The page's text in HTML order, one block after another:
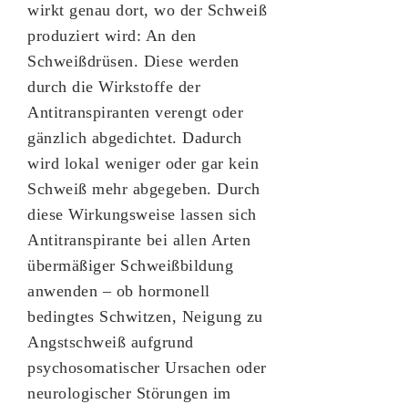
wirkt genau dort, wo der Schweiß
produziert wird: An den
Schweißdrüsen. Diese werden
durch die Wirkstoffe der
Antitranspiranten verengt oder
gänzlich abgedichtet. Dadurch
wird lokal weniger oder gar kein
Schweiß mehr abgegeben. Durch
diese Wirkungsweise lassen sich
Antitranspirante bei allen Arten
übermäßiger Schweißbildung
anwenden – ob hormonell
bedingtes Schwitzen, Neigung zu
Angstschweiß aufgrund
psychosomatischer Ursachen oder
neurologischer Störungen im